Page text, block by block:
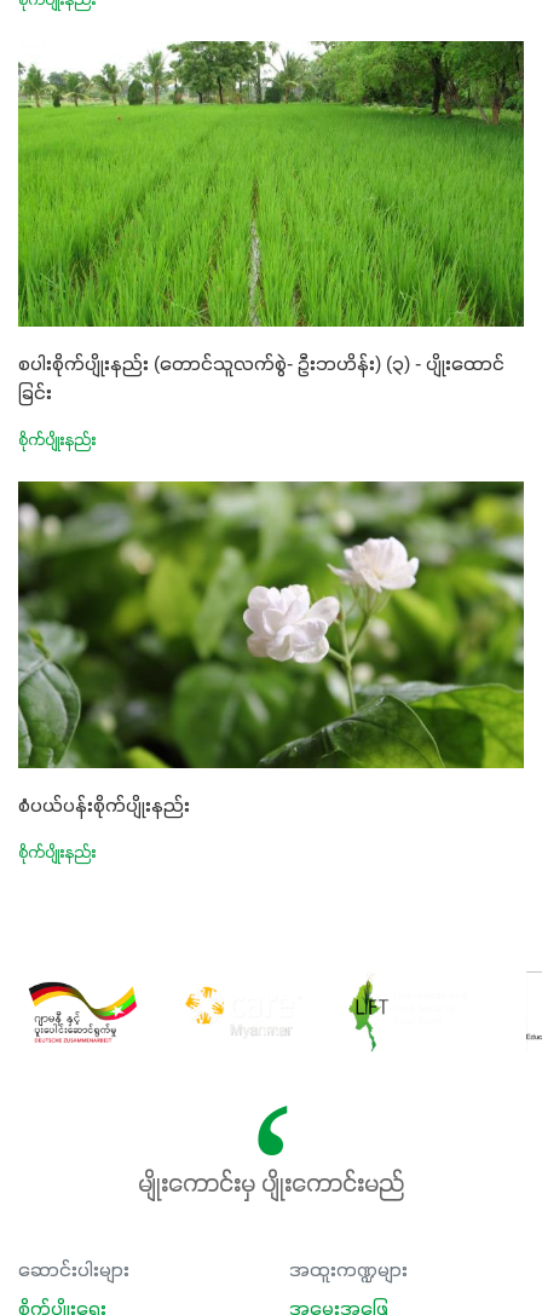
စပါးစိုက်ပျိုးနည်း (တောင်သူလက်စွဲ- ဦးဘဟိန်း) (၃) - ပျိုးထောင်
ခြင်း
စိုက်ပျိုးနည်း
စံပယ်ပန်းစိုက်ပျိုးနည်း
စိုက်ပျိုးနည်း
မျိုးကောင်းမှ ပျိုးကောင်းမည်
ဆောင်းပါးများ
စိုက်ပျိုးရေး
အထူးကဏ္ဍများ
အမေးအဖြေ